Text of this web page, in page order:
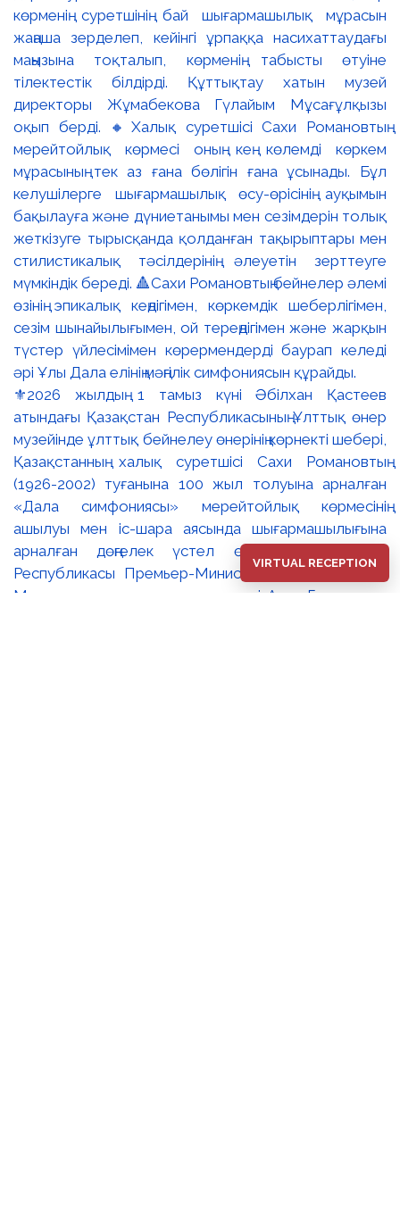
⚜️2026 жылдың 1 тамыз күні Әбілхан Қастеев
атындағы Қазақстан Республикасының Ұлттық өнер
музейінде ұлттық бейнелеу өнерінің көрнекті шебері,
Қазақстанның халық суретшісі Сахи Романовтың
(1926-2002) туғанына 100 жыл толуына арналған
«Дала симфониясы» мерейтойлық көрмесінің
ашылуы мен іс-шара аясында шығармашылығына
арналған дөңгелек үстел өтті. 🔹Қазақстан
Республикасы Премьер-Министрінің орынбасары –
Мәдениет және ақпарат министрі Аида Ғалымқызы
VIRTUAL RECEPTION